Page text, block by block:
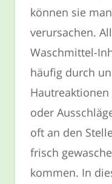
können sie
verursachen.
Waschmittel-
häufig durch
Hautreaktionen
oder
oft an den
frisch
kommen. In